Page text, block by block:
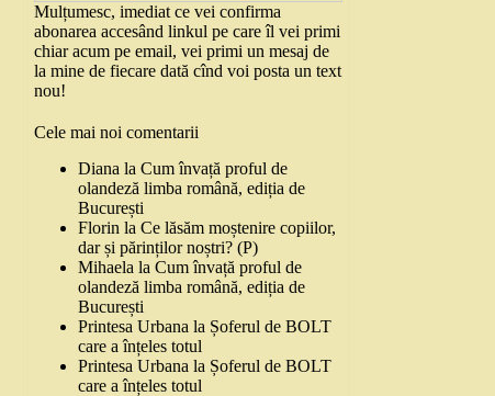
Mulțumesc, imediat ce vei confirma
abonarea accesând linkul pe care îl vei primi
chiar acum pe email, vei primi un mesaj de
la mine de fiecare dată cînd voi posta un text
nou!
Cele mai noi comentarii
Diana laCum învață proful de
olandeză limba română, ediția de
București
Florin laCe lăsăm moștenire copiilor,
dar și părinților noștri? (P)
Mihaela laCum învață proful de
olandeză limba română, ediția de
București
Printesa Urbana la Șoferul de BOLT
care a înțeles totul
Printesa Urbana la Șoferul de BOLT
care a înțeles totul